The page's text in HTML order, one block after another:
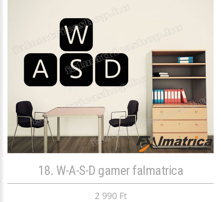
18. W-A-S-D gamer falmatrica
2 990 Ft